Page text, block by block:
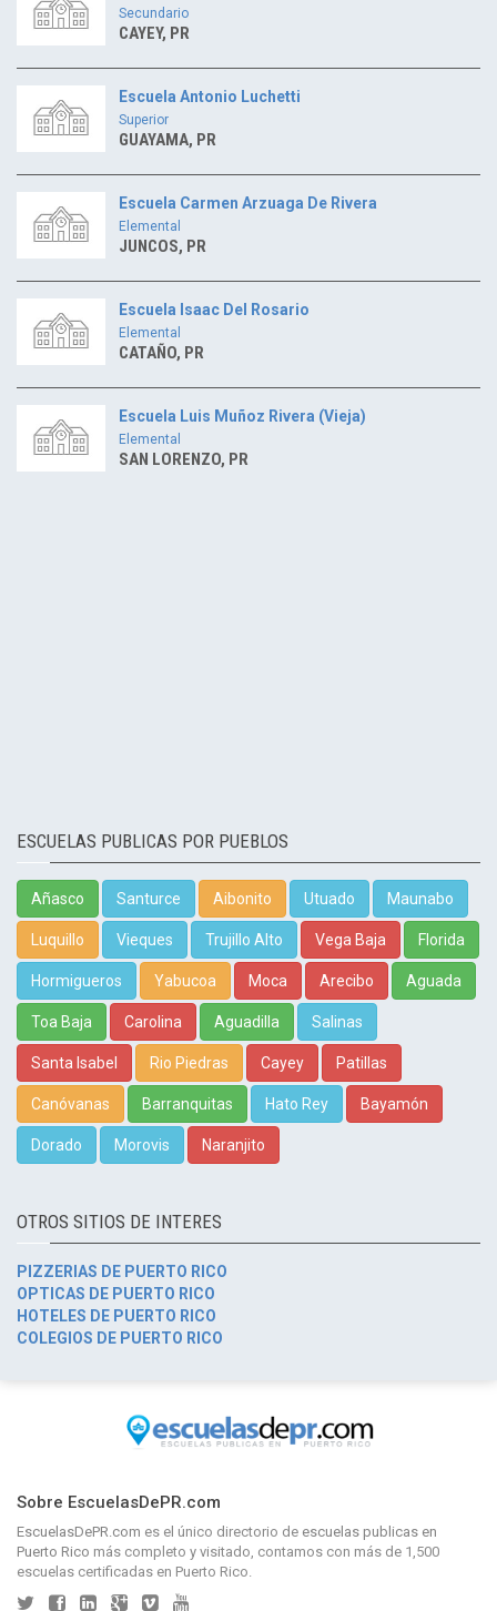
Secundario
CAYEY, PR
Escuela Antonio Luchetti
Superior
GUAYAMA, PR
Escuela Carmen Arzuaga De Rivera
Elemental
JUNCOS, PR
Escuela Isaac Del Rosario
Elemental
CATAÑO, PR
Escuela Luis Muñoz Rivera (Vieja)
Elemental
SAN LORENZO, PR
ESCUELAS PUBLICAS POR PUEBLOS
Añasco Santurce Aibonito Utuado Maunabo
Luquillo Vieques Trujillo Alto Vega Baja Florida
Hormigueros Yabucoa Moca Arecibo Aguada
Toa Baja Carolina Aguadilla Salinas
Santa Isabel Rio Piedras Cayey Patillas
Canóvanas Barranquitas Hato Rey Bayamón
Dorado Morovis Naranjito
OTROS SITIOS DE INTERES
PIZZERIAS DE PUERTO RICO
OPTICAS DE PUERTO RICO
HOTELES DE PUERTO RICO
COLEGIOS DE PUERTO RICO
Sobre EscuelasDePR.com
EscuelasDePR.com es el único directorio de escuelas publicas en
Puerto Rico más completo y visitado, contamos con más de 1,500
escuelas certificadas en Puerto Rico.